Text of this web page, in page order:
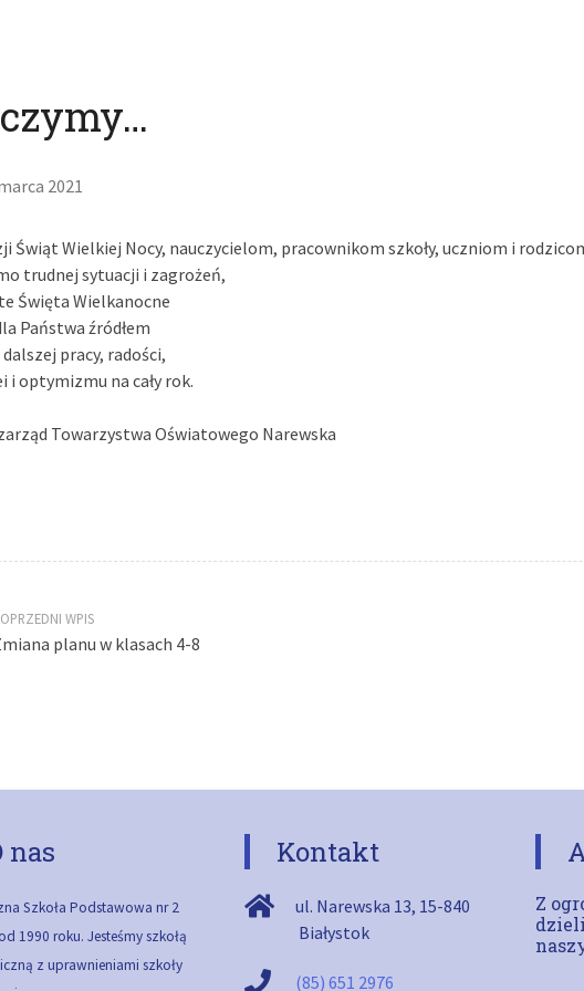
2021
Świąt Wielkiej Nocy, nauczycielom, pracownikom szkoły, uczniom i
trudnej sytuacji i zagrożeń,
Święta Wielkanocne
Państwa źródłem
dalszej pracy, radości,
i optymizmu na cały rok.
Towarzystwa Oświatowego Narewska
WPIS
planu w klasach 4-8
nas
Szkoła Podstawowa nr 2
1990 roku. Jesteśmy szkołą
z uprawnieniami szkoły
Kontakt
ul. Narewska 13, 15-840
Białystok
(85) 651 2976
Z